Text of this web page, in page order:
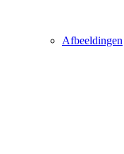
Afbeeldingen